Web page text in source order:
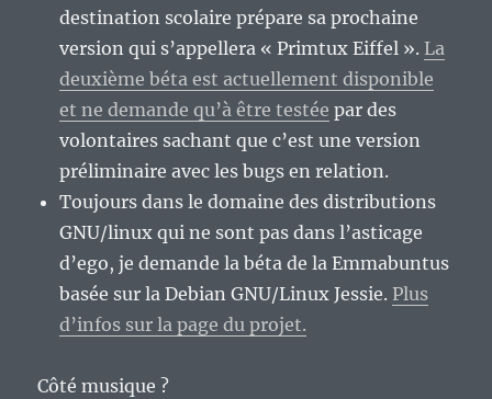
destination scolaire prépare sa prochaine
version qui s’appellera « Primtux Eiffel ». La
deuxième béta est actuellement disponible
et ne demande qu’à être testée par des
volontaires sachant que c’est une version
préliminaire avec les bugs en relation.
Toujours dans le domaine des distributions
GNU/linux qui ne sont pas dans l’asticage
d’ego, je demande la béta de la Emmabuntus
basée sur la Debian GNU/Linux Jessie. Plus
d’infos sur la page du projet.
Côté musique ?